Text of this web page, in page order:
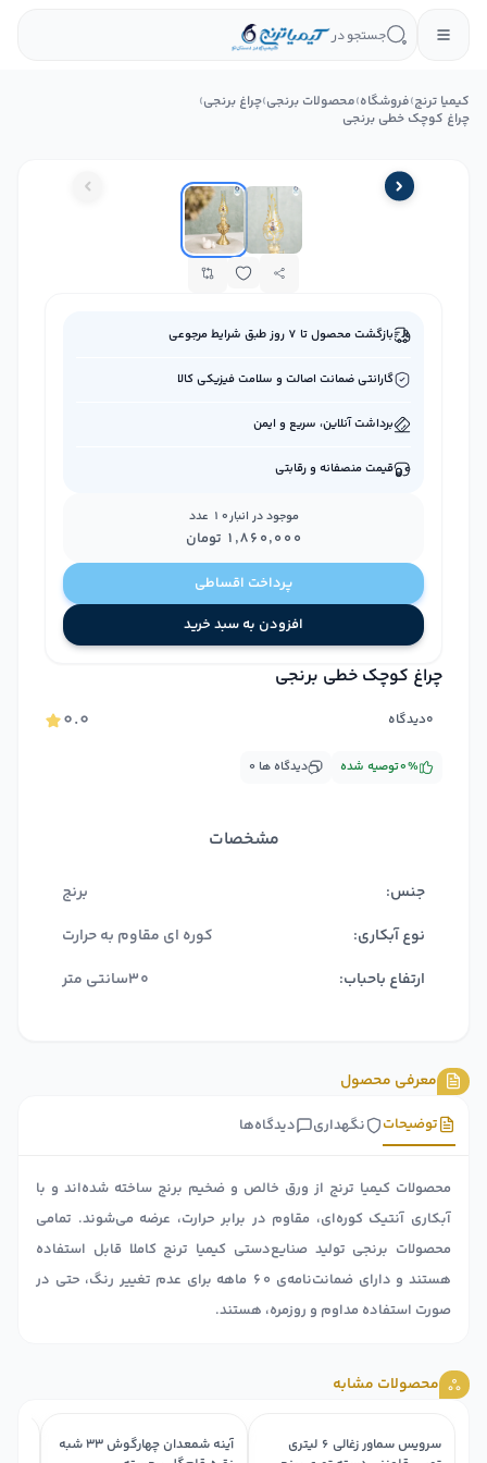
جستجو در
کیمیا ترنج›فروشگاه›محصولات برنجی›چراغ برنجی›
چراغ کوچک خطی برنجی
چراغ کوچک خطی برنجی
۰.۰
دیدگاه۰
۰ دیدگاه ها توصیه شده۰%
مشخصات
جنس:
برنج
نوع آبکاری:
کوره ای مقاوم به حرارت
ارتفاع باحباب:
30سانتی متر
بازگشت محصول تا ۷ روز طبق شرایط مرجوعی
گارانتی ضمانت اصالت و سلامت فیزیکی کالا
برداشت آنلاین، سریع و ایمن
قیمت منصفانه و رقابتی
موجود در انبار10 عدد
۱٬۸۶۰٬۰۰۰ تومان
پرداخت اقساطی
افزودن به سبد خرید
معرفی محصول
دیدگاه‌ها نگهداری توضیحات
محصولات کیمیا ترنج از ورق خالص و ضخیم برنج ساخته شده‌اند و با
آبکاری آنتیک کوره‌ای، مقاوم در برابر حرارت، عرضه می‌شوند. تمامی
محصولات برنجی تولید صنایع‌دستی کیمیا ترنج کاملا قابل استفاده
هستند و دارای ضمانت‌نامه‌ی ۶۰ ماهه برای عدم تغییر رنگ، حتی در
صورت استفاده مداوم و روزمره، هستند.
محصولات مشابه
سرویس سماور زغالی ۶ لیتری
آینه شمعدان چهارگوش ۳۳ شبه